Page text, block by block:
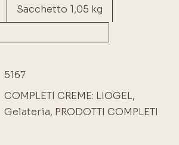
Sacchetto 1,05 kg
5167
COMPLETI CREME: LIOGEL,
Gelateria, PRODOTTI COMPLETI